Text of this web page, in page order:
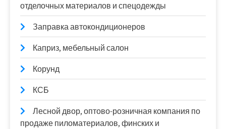
отделочных материалов и спецодежды
Заправка автокондиционеров
Каприз, мебельный салон
Корунд
КСБ
Лесной двор, оптово-розничная компания по
продаже пиломатериалов, финских и